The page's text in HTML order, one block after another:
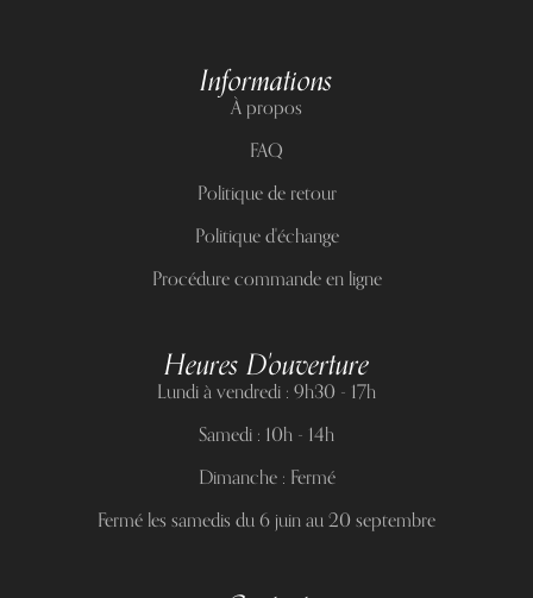
Informations
À propos
FAQ
Politique de retour
Politique d'échange
Procédure commande en ligne
Heures D'ouverture
Lundi à vendredi : 9h30 - 17h
Samedi : 10h - 14h
Dimanche : Fermé
Fermé les samedis du 6 juin au 20 septembre